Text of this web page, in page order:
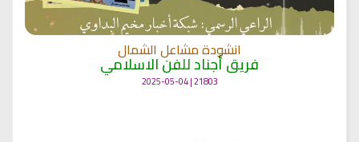
انشودة مشاعل الشمال
فريق أجناد للفن الاسلامي
21803 | 2025-05-04